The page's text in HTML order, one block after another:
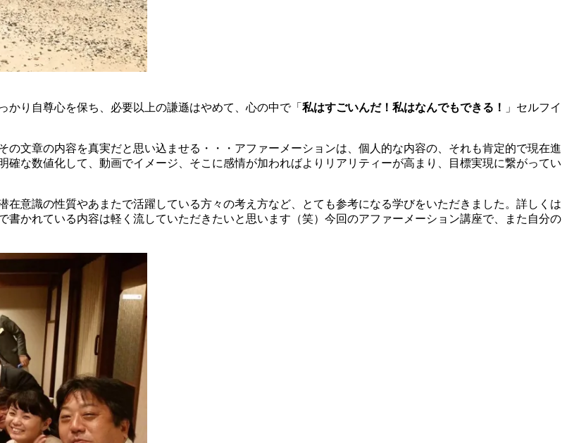
り自尊心を保ち、必要以上の謙遜はやめて、心の中で「 私はすごいんだ！私はなんでもできる！
」セルフイ
文章の内容を真実だと思い込ませる・・・アファーメーションは、個人的な内容の、それも肯定的で現在進
な数値化して、動画でイメージ、そこに感情が加わればよりリアリティーが高まり、目標実現に繋がってい
意識の性質やあまたで活躍している方々の考え方など、とても参考になる学びをいただきました。詳しくは
かれている内容は軽く流していただきたいと思います（笑）今回のアファーメーション講座で、また自分の